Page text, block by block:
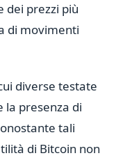
dei prezzi più
di movimenti
diverse testate
la presenza di
tali
di Bitcoin non